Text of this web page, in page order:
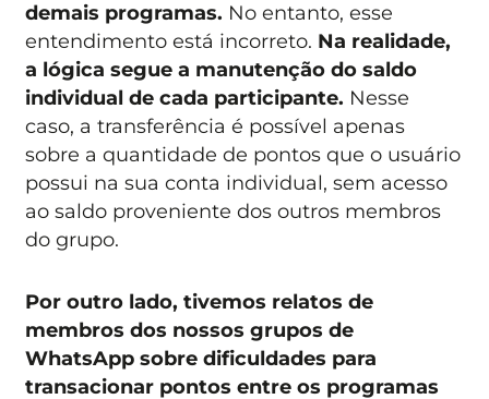
demais programas. No entanto, esse
entendimento está incorreto. Na realidade,
a lógica segue a manutenção do saldo
individual de cada participante. Nesse
caso, a transferência é possível apenas
sobre a quantidade de pontos que o usuário
possui na sua conta individual, sem acesso
ao saldo proveniente dos outros membros
do grupo.
Por outro lado, tivemos relatos de
membros dos nossos grupos de
WhatsApp sobre dificuldades para
transacionar pontos entre os programas